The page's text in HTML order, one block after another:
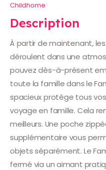
Childhome
Description
À partir de maintenant,
déroulent dans une
pouvez dès-à-présent
toute la famille dans le
spacieux protège tous
voyage en famille. Cela
meilleurs. Une poche
supplémentaire vous
objets séparément. Le
fermé via un aimant